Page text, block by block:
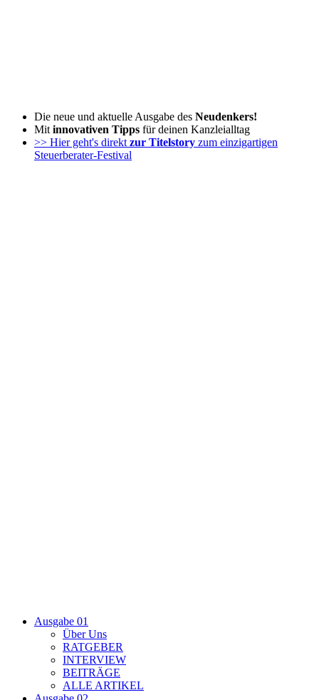
Die neue und aktuelle Ausgabe des Neudenkers!
Mit innovativen Tipps für deinen Kanzleialltag
>> Hier geht's direkt zur Titelstory zum einzigartigen
Steuerberater-Festival
Ausgabe 01
Über Uns
RATGEBER
INTERVIEW
BEITRÄGE
ALLE ARTIKEL